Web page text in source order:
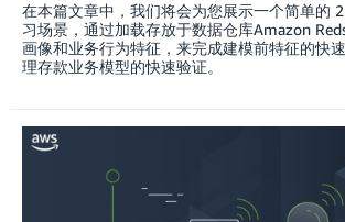
在本篇文章中，我们将会为您展示一个简单的
习场景，通过加载存放于数据仓库Amazon
画像和业务行为特征，来完成建模前特征的快
理存款业务模型的快速验证。